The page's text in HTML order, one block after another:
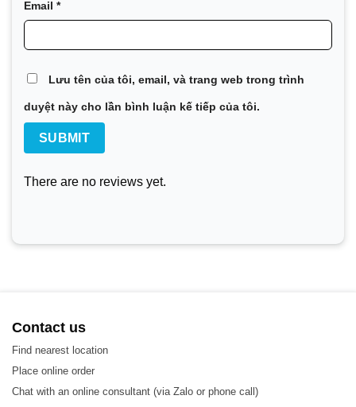
Vật liệu
Email *
Lưu tên của tôi, email, và trang web trong trình
duyệt này cho lần bình luận kế tiếp của tôi.
There are no reviews yet.
Contact us
Find nearest location
Place online order
Chat with an online consultant (via Zalo or phone call)